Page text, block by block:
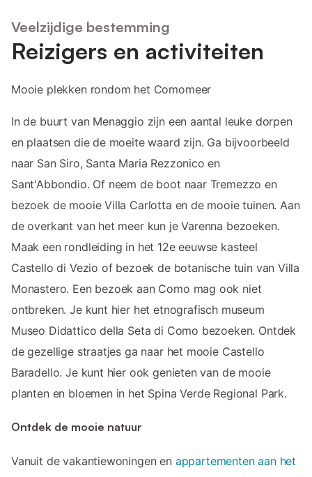
Veelzijdige bestemming
Reizigers en activiteiten
Mooie plekken rondom het Comomeer
In de buurt van Menaggio zijn een aantal leuke dorpen
en plaatsen die de moeite waard zijn. Ga bijvoorbeeld
naar San Siro, Santa Maria Rezzonico en
Sant'Abbondio. Of neem de boot naar Tremezzo en
bezoek de mooie Villa Carlotta en de mooie tuinen. Aan
de overkant van het meer kun je Varenna bezoeken.
Maak een rondleiding in het 12e eeuwse kasteel
Castello di Vezio of bezoek de botanische tuin van Villa
Monastero. Een bezoek aan Como mag ook niet
ontbreken. Je kunt hier het etnografisch museum
Museo Didattico della Seta di Como bezoeken. Ontdek
de gezellige straatjes ga naar het mooie Castello
Baradello. Je kunt hier ook genieten van de mooie
planten en bloemen in het Spina Verde Regional Park.
Ontdek de mooie natuur
Vanuit de vakantiewoningen en appartementen aan het